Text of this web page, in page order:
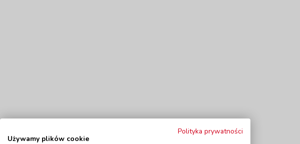
Produkty powiązane Polityka prywatności
Używamy plików cookie